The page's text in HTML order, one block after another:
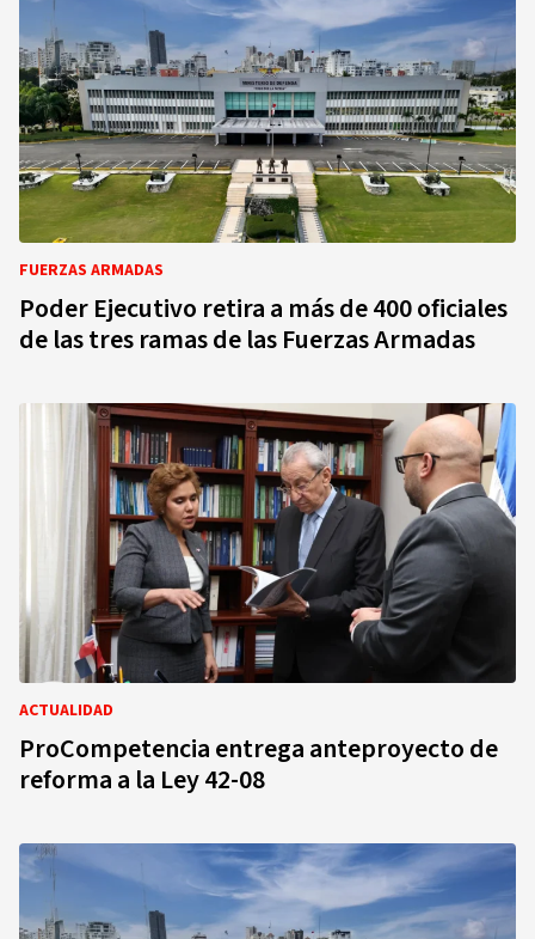
FUERZAS ARMADAS
Poder Ejecutivo retira a más de 400 oficiales
de las tres ramas de las Fuerzas Armadas
ACTUALIDAD
ProCompetencia entrega anteproyecto de
reforma a la Ley 42-08